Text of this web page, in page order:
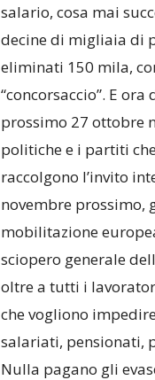
salario, cosa mai
decine di migliaia di
eliminati 150 mila,
“concorsaccio”. E
prossimo 27 ottobre
politiche e i partiti
raccolgono l’invito
novembre prossimo,
mobilitazione
sciopero generale
oltre a tutti i
che vogliono
salariati, pensionati,
Nulla pagano gli